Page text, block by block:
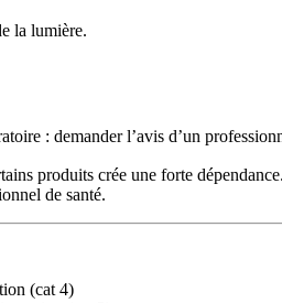
la lumière.
: demander l’avis d’un
produits crée une forte
de santé.
(cat 4)